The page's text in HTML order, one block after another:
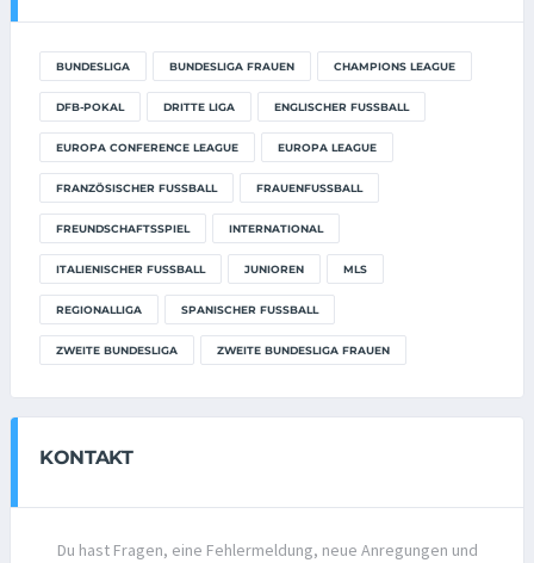
BUNDESLIGA BUNDESLIGA FRAUEN CHAMPIONS LEAGUE
DFB-POKAL DRITTE LIGA ENGLISCHER FUSSBALL
EUROPA CONFERENCE LEAGUE EUROPA LEAGUE
FRANZÖSISCHER FUSSBALL FRAUENFUSSBALL
FREUNDSCHAFTSSPIEL INTERNATIONAL
ITALIENISCHER FUSSBALL JUNIOREN MLS
REGIONALLIGA SPANISCHER FUSSBALL
ZWEITE BUNDESLIGA ZWEITE BUNDESLIGA FRAUEN
KONTAKT
Du hast Fragen, eine Fehlermeldung, neue Anregungen und